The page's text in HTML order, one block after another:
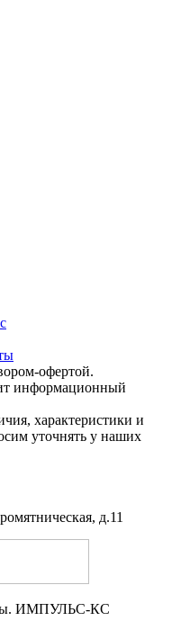
офертой.
информационный
характеристики и
уточнять у наших
д.11
ИМПУЛЬС-КС